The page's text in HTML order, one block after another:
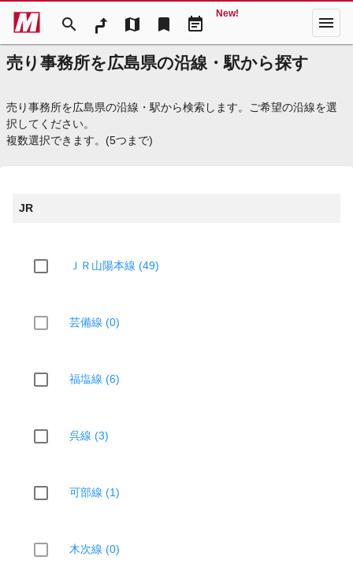
search map bookmark event_note
New! menu
売り事務所を広島県の沿線・駅から探す
売り事務所を広島県の沿線・駅から検索します。ご希望の沿線を選
択してください。
複数選択できます。(5つまで)
JR
ＪＲ山陽本線 (49)
芸備線 (0)
福塩線 (6)
呉線 (3)
可部線 (1)
木次線 (0)